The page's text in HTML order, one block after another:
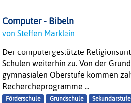
Computer - Bibeln
von Steffen Marklein
Der computergestützte
Schulen weiterhin zu. Von der
gymnasialen Oberstufe kommen
Rechercheprogramme ...
Förderschule Grundschule Sekundarstufe I